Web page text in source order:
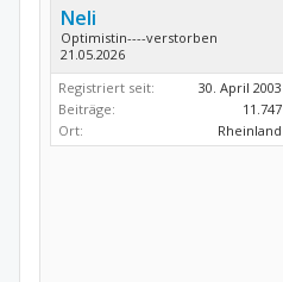
Neli
Optimistin----verstorben
21.05.2026
Registriert seit:
30. April 2003
Beiträge:
11.747
Ort:
Rheinland